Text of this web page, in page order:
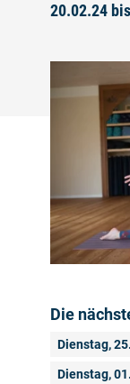
20.02.24
Die
Dienstag,
Dienstag,